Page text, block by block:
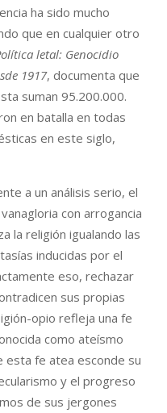
ha sido mucho
que en cualquier otro
letal: Genocidio
1917, documenta que
suman 95.200.000.
en batalla en todas
en este siglo,
a un análisis serio, el
con arrogancia
la religión igualando las
inducidas por el
eso, rechazar
sus propias
opio refleja una fe
como ateísmo
esta fe atea esconde su
y el progreso
de sus jergones